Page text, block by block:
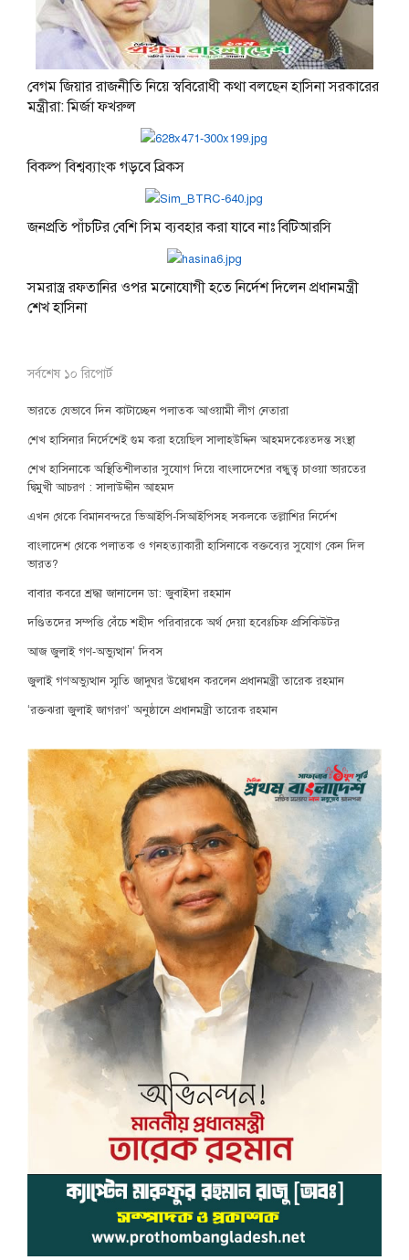
বেগম জিয়ার রাজনীতি নিয়ে স্ববিরোধী কথা বলছেন হাসিনা সরকারের
মন্ত্রীরা: মির্জা ফখরুল
বিকল্প বিশ্বব্যাংক গড়বে ব্রিকস
জনপ্রতি পাঁচটির বেশি সিম ব্যবহার করা যাবে নাঃ বিটিআরসি
সমরাস্ত্র রফতানির ওপর মনোযোগী হতে নির্দেশ দিলেন প্রধানমন্ত্রী
শেখ হাসিনা
সর্বশেষ ১০ রিপোর্ট
ভারতে যেভাবে দিন কাটাচ্ছেন পলাতক আওয়ামী লীগ নেতারা
শেখ হাসিনার নির্দেশেই গুম করা হয়েছিল সালাহউদ্দিন আহমদকেঃতদন্ত সংস্থা
শেখ হাসিনাকে অস্থিতিশীলতার সুযোগ দিয়ে বাংলাদেশের বন্ধুত্ব চাওয়া ভারতের
দ্বিমুখী আচরণ : সালাউদ্দীন আহমদ
এখন থেকে বিমানবন্দরে ভিআইপি-সিআইপিসহ সকলকে তল্লাশির নির্দেশ
বাংলাদেশ থেকে পলাতক ও গনহত্যাকারী হাসিনাকে বক্তব্যের সুযোগ কেন দিল
ভারত?
বাবার কবরে শ্রদ্ধা জানালেন ডা: জুবাইদা রহমান
দণ্ডিতদের সম্পত্তি বেঁচে শহীদ পরিবারকে অর্থ দেয়া হবেঃচিফ প্রসিকিউটর
আজ জুলাই গণ-অভ্যুত্থান’ দিবস
জুলাই গণঅভ্যুত্থান স্মৃতি জাদুঘর উদ্বোধন করলেন প্রধানমন্ত্রী তারেক রহমান
‘রক্তঝরা জুলাই জাগরণ’ অনুষ্ঠানে প্রধানমন্ত্রী তারেক রহমান